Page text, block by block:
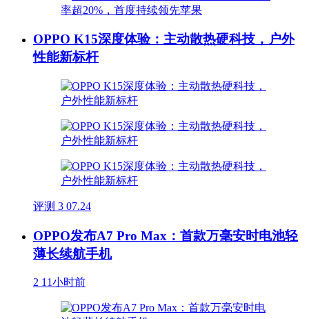
OPPO K15深度体验：主动散热硬科技，户外
性能新标杆
评测 3 07.24
OPPO发布A7 Pro Max：首款万毫安时电池轻
薄长续航手机
2 11小时前